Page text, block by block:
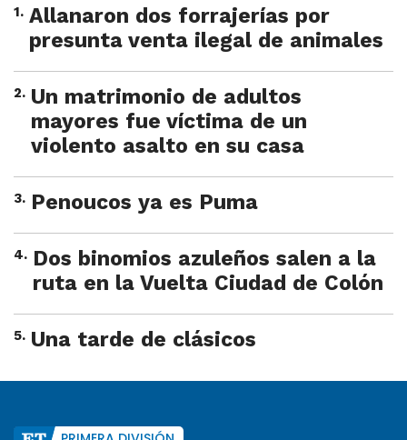
1. Allanaron dos forrajerías por
presunta venta ilegal de animales
2. Un matrimonio de adultos
mayores fue víctima de un
violento asalto en su casa
3. Penoucos ya es Puma
4. Dos binomios azuleños salen a la
ruta en la Vuelta Ciudad de Colón
5. Una tarde de clásicos